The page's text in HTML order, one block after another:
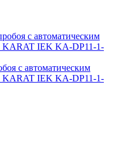
с автоматическим
IEK KA-DP11-1-